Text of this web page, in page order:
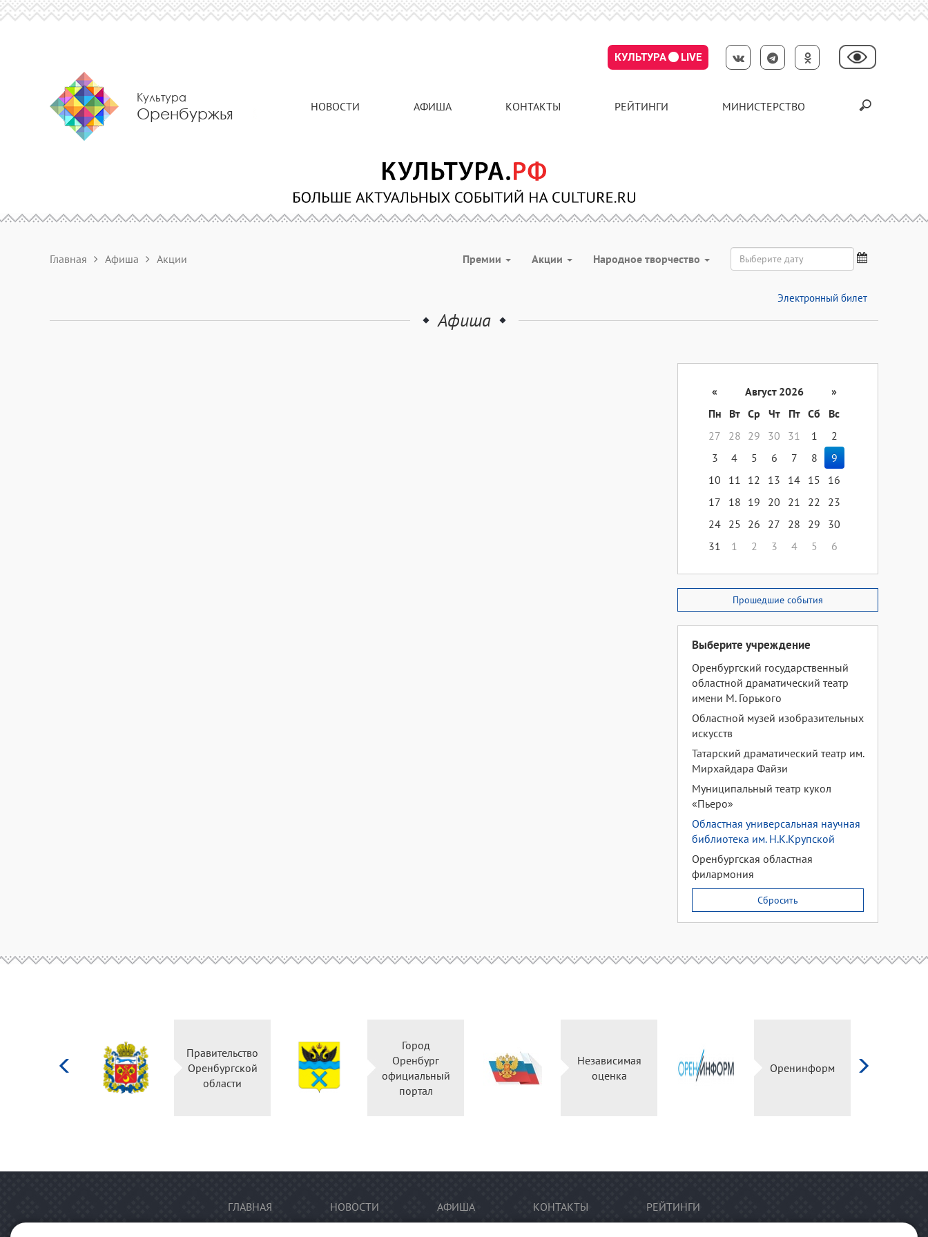
КУЛЬТУРА LIVE
Культура
Оренбуржья НОВОСТИ АФИША КОНТАКТЫ РЕЙТИНГИ МИНИСТЕРСТВО
Главная Афиша Акции Премии Акции Народное творчество
Электронный билет
Афиша
« Август 2026
»
Пн
Вт Ср Чт Пт Сб
Вс
27
28 29 30 31 1
2
3
4 5 6 7 8
9
10
11 12 13 14 15
16
17
18 19 20 21 22
23
24 25 26 27 28 29
30
31
1 2 3 4 5 6
Прошедшие события
Выберите учреждение
Оренбургский государственный
областной драматический театр
имени М. Горького
Областной музей изобразительных
искусств
Татарский драматический театр им.
Мирхайдара Файзи
Муниципальный театр кукол
«Пьеро»
Областная универсальная научная
библиотека им. Н.К.Крупской
Оренбургская областная
филармония
Сбросить
Правительство
Оренбургской
области
Город
Оренбург
официальный
портал
Независимая
оценка
Оренинформ
ГЛАВНАЯ НОВОСТИ АФИША КОНТАКТЫ РЕЙТИНГИ